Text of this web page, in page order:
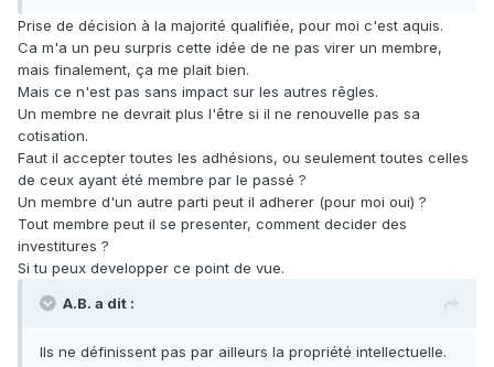
Prise de décision à la majorité qualifiée, pour moi c'est aquis.
Ca m'a un peu surpris cette idée de ne pas virer un membre,
mais finalement, ça me plait bien.
Mais ce n'est pas sans impact sur les autres rêgles.
Un membre ne devrait plus l'être si il ne renouvelle pas sa
cotisation.
Faut il accepter toutes les adhésions, ou seulement toutes celles
de ceux ayant été membre par le passé ?
Un membre d'un autre parti peut il adherer (pour moi oui) ?
Tout membre peut il se presenter, comment decider des
investitures ?
Si tu peux developper ce point de vue.
A.B. a dit :
Ils ne définissent pas par ailleurs la propriété intellectuelle.